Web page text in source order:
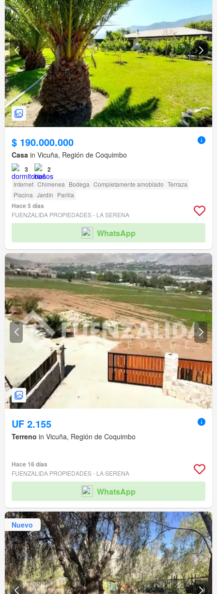
$ 190.000.000
Casa in Vicuña, Región de Coquimbo
3 2
Internet Chimenea Bodega Completamente amoblado Terraza
Piscina Jardín Parilla
Hace 5 días
FUENZALIDA PROPIEDADES - LA SERENA
WhatsApp
UF 2.155
Terreno in Vicuña, Región de Coquimbo
Hace 16 días
FUENZALIDA PROPIEDADES - LA SERENA
WhatsApp
Nuevo